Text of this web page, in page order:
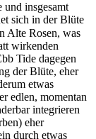
insgesamt
sich in der Blüte
Alte Rosen, was
wirkenden
Tide dagegen
der Blüte, eher
etwas
edlen, momentan
integrieren
eher
durch etwas